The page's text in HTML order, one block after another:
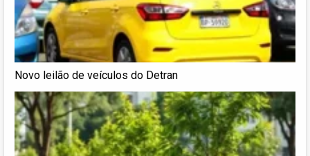
Novo leilão de veículos do Detran